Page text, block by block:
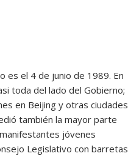
es el 4 de junio de 1989. En
toda del lado del Gobierno;
en Beijing y otras ciudades
también la mayor parte
jóvenes
Legislativo con barretas